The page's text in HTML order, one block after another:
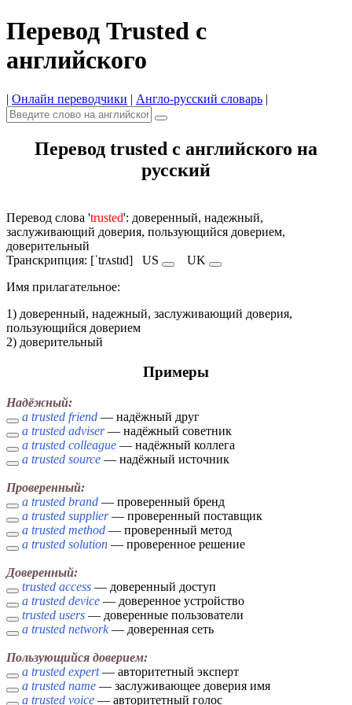
Перевод Trusted с
английского
| Онлайн переводчики | Англо-русский словарь |
Перевод trusted с английского на
русский
Перевод слова 'trusted': доверенный, надежный,
заслуживающий доверия, пользующийся доверием,
доверительный
Транскрипция: [ˈtrʌstɪd] US
UK
Имя прилагательное:
1) доверенный, надежный, заслуживающий доверия,
пользующийся доверием
2) доверительный
Примеры
Надёжный:
a trusted friend — надёжный друг
a trusted adviser— надёжный советник
a trusted colleague — надёжный коллега
a trusted source — надёжный источник
Проверенный:
a trusted brand — проверенный бренд
a trusted supplier— проверенный поставщик
a trusted method — проверенный метод
a trusted solution — проверенное решение
Доверенный:
trusted access — доверенный доступ
a trusted device — доверенное устройство
trusted users — доверенные пользователи
a trusted network— доверенная сеть
Пользующийся доверием:
a trusted expert— авторитетный эксперт
a trusted name — заслуживающее доверия имя
a trusted voice — авторитетный голос